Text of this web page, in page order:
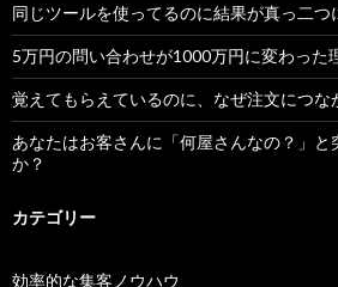
同じツールを使ってるのに結果が真っ二つ
5万円の問い合わせが1000万円に変わった
覚えてもらえているのに、なぜ注文につな
あなたはお客さんに「何屋さんなの？」と
か？
カテゴリー
効率的な集客ノウハウ